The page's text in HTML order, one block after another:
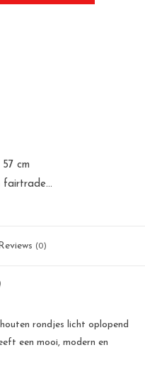
cm
fairtrade...
(0)
rondjes licht oplopend
een mooi, modern en